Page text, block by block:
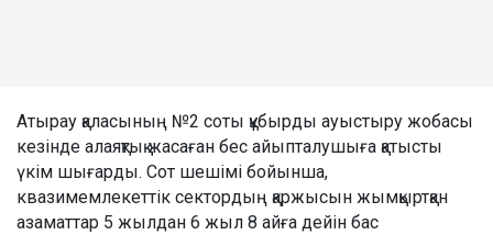
Атырау қаласының №2 соты құбырды ауыстыру жобасы
кезінде алаяқтық жасаған бес айыпталушыға қатысты
үкім шығарды. Сот шешімі бойынша,
квазимемлекеттік сектордың қаржысын жымқыртқан
азаматтар 5 жылдан 6 жыл 8 айға дейін бас